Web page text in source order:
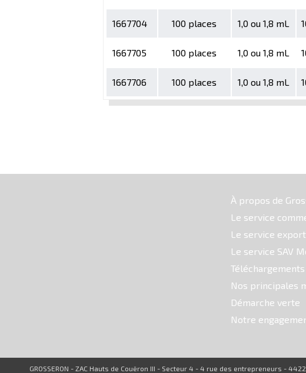
1667704 100 places 1,0 ou 1,8 mL
1667705 100 places 1,0 ou 1,8 mL
1667706 100 places 1,0 ou 1,8 mL
À propos de
Le service
Le service export
Le service SAV
Téléchargements
Nos principales
Démarche verte
Notre
GROSSERON - ZAC Hauts de Couëron III - Secteur 4 - 4 rue des entrepreneurs -